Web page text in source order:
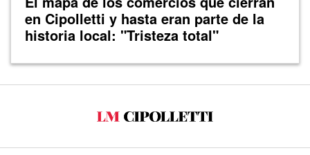
en Cipolletti y hasta eran parte de la
historia local: "Tristeza total"